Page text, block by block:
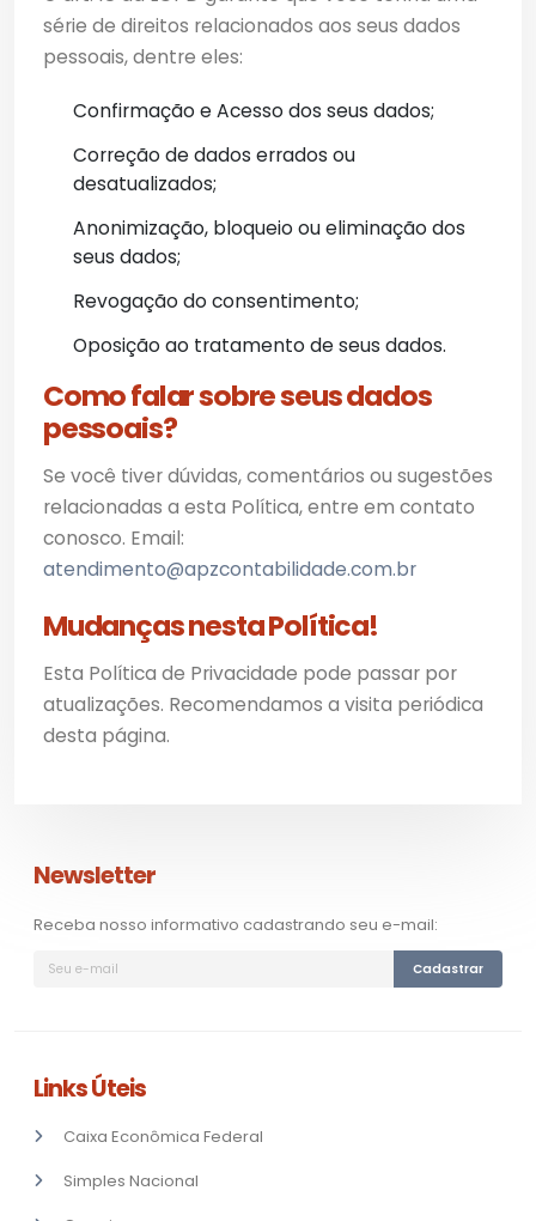
série de direitos relacionados aos seus dados
pessoais, dentre eles:
Confirmação e Acesso dos seus dados;
Correção de dados errados ou
desatualizados;
Anonimização, bloqueio ou eliminação dos
seus dados;
Revogação do consentimento;
Oposição ao tratamento de seus dados.
Como falar sobre seus dados
pessoais?
Se você tiver dúvidas, comentários ou sugestões
relacionadas a esta Política, entre em contato
conosco. Email:
atendimento@apzcontabilidade.com.br
Mudanças nesta Política!
Esta Política de Privacidade pode passar por
atualizações. Recomendamos a visita periódica
desta página.
Newsletter
Receba nosso informativo cadastrando seu e-mail:
Cadastrar
Links Úteis
Caixa Econômica Federal
Simples Nacional